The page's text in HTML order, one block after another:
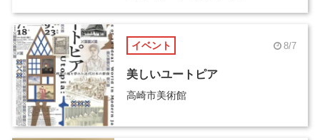
イベント 8/7
美しいユートピア
高崎市美術館